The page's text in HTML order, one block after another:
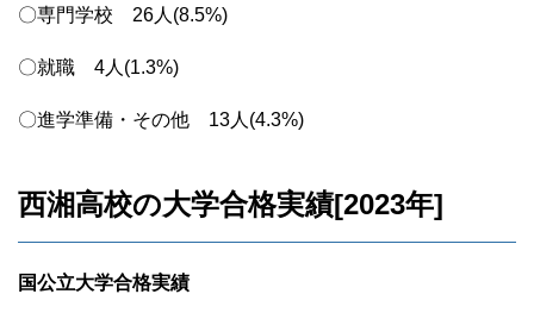
〇専門学校 26人(8.5%)
〇就職 4人(1.3%)
〇進学準備・その他 13人(4.3%)
西湘高校の大学合格実績[2023年]
国公立大学合格実績